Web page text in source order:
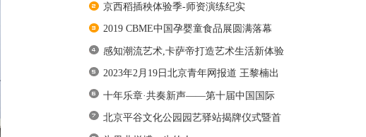
京西稻插秧体验季-师资演练纪实
2019 CBME中国孕婴童食品展圆满落幕
感知潮流艺术,卡萨帝打造艺术生活新体验
2023年2月19日北京青年网报道 王黎楠出
十年乐章·共奏新声——第十届中国国际
北京平谷文化公园园艺驿站揭牌仪式暨首